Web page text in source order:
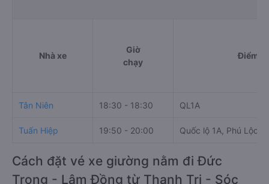
Nhà xe
Giờ
chạy
Điểm đi
Tân Niên 18:30 - 18:30 QL1A
Tuấn Hiệp 19:50 - 20:00 Quốc lộ 1A, Phú Lộc
Cách đặt vé xe giường nằm đi Đức
Trọng - Lâm Đồng từ Thạnh Trị - Sóc